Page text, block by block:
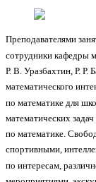
Преподавателями
сотрудники
Р. В. Уразбахтин, Р. Р.
математического
по математике для
математических
по математике.
спортивными,
по интересам,